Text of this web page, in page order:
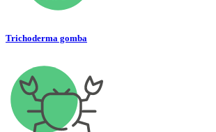
Trichoderma gomba